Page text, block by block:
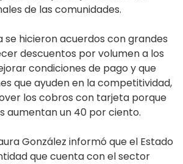
de las comunidades.
se hicieron acuerdos con grandes
descuentos por volumen a los
condiciones de pago y que
que ayuden en la competitividad,
los cobros con tarjeta porque
aumentan un 40 por ciento.
González informó que el Estado
que cuenta con el sector